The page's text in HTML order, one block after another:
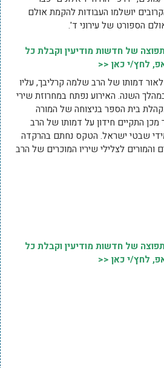
יושלמו העבודות להקמת אולם
הספורט של עירוני ד'.
של חדשות מודיעין וקבלת כל
לחץ/י כאן <<
דמותו של הרב שלמה קרליבך, עליו
השנה. האירוע נפתח במחרוזת שירי
בית הספר בניצוחה של המורה
התקיים חידון על דמותו של הרב
שבטי ישראל. הטקס נחתם בהרקדה
לצלילי שיריו המוכרים של הרב
של חדשות מודיעין וקבלת כל
לחץ/י כאן <<